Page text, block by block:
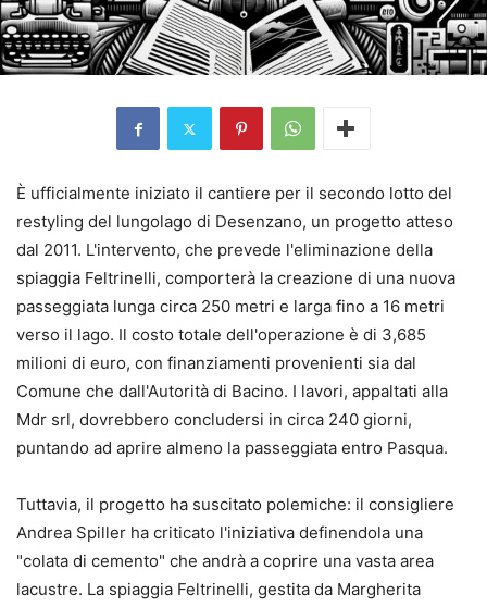
È ufficialmente iniziato il cantiere per il secondo lotto del
restyling del lungolago di Desenzano, un progetto atteso
dal 2011. L'intervento, che prevede l'eliminazione della
spiaggia Feltrinelli, comporterà la creazione di una nuova
passeggiata lunga circa 250 metri e larga fino a 16 metri
verso il lago. Il costo totale dell'operazione è di 3,685
milioni di euro, con finanziamenti provenienti sia dal
Comune che dall'Autorità di Bacino. I lavori, appaltati alla
Mdr srl, dovrebbero concludersi in circa 240 giorni,
puntando ad aprire almeno la passeggiata entro Pasqua.
Tuttavia, il progetto ha suscitato polemiche: il consigliere
Andrea Spiller ha criticato l'iniziativa definendola una
"colata di cemento" che andrà a coprire una vasta area
lacustre. La spiaggia Feltrinelli, gestita da Margherita